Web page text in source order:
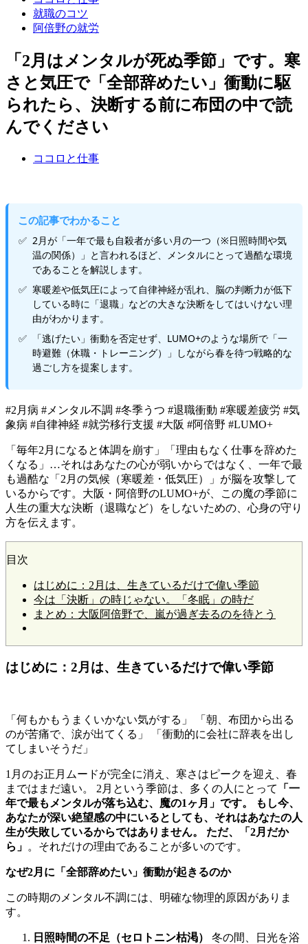
就職のコツ
阿倍野の就労
「2月はメンタルが死ぬ季節」です。寒
さと気圧で「全部辞めたい」衝動に駆
られたら、決断する前に布団の中で読
んでください
ココロと仕事
この記事でわかること
2月が「一年で最も自殺者が多い月の一つ（※日照時間や気
温の関係）」と言われるほど、メンタルにとって過酷な環境
であることを解説します。
寒暖差や低気圧によって自律神経が乱れ、脳の判断力が低下
している時に「退職」などの大きな決断をしてはいけない理
由がわかります。
「逃げたい」衝動を否定せず、LUMO+のような場所で「一
時避難（休職・トレーニング）」しながら春を待つ戦略的な
過ごし方を提案します。
#2月病 #メンタル不調 #冬季うつ #退職衝動 #寒暖差疲労 #気
象病 #自律神経 #就労移行支援 #大阪 #阿倍野 #LUMO+
「毎年2月になると体調を崩す」「理由もなく仕事を辞めた
くなる」…それはあなたの心が弱いからではなく、一年で最
も過酷な「2月の気候（寒暖差・低気圧）」が脳を攻撃して
いるからです。大阪・阿倍野のLUMO+が、この魔の季節に
人生の重大な決断（退職など）をしないための、心身の守り
方を伝えます。
目次
はじめに：2月は、生きているだけで偉い季節
今は「決断」の時じゃない。「冬眠」の時だ
まとめ：大阪阿倍野で、嵐が過ぎ去るのを待とう
はじめに：2月は、生きているだけで偉い季節
「何もかもうまくいかない気がする」 「朝、布団から出る
のが苦痛で、涙が出てくる」 「衝動的に会社に辞表を出し
てしまいそうだ」
1月のお正月ムードが完全に消え、寒さはピークを迎え、春
まではまだ遠い。 2月という季節は、多くの人にとって
「一
年で最もメンタルが落ち込む、魔の1ヶ月」です。 もし今、
あなたが深い絶望感の中にいるとしても、それはあなたの人
生が失敗しているからではありません。 ただ、「2月だか
ら」 。それだけの理由であることが多いのです。
なぜ2月に「全部辞めたい」衝動が起きるのか
この時期のメンタル不調には、明確な物理的原因がありま
す。
日照時間の不足（セロトニン枯渇）
冬の間、日光を浴